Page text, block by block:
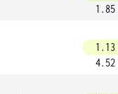
1.85
1.13
4.52